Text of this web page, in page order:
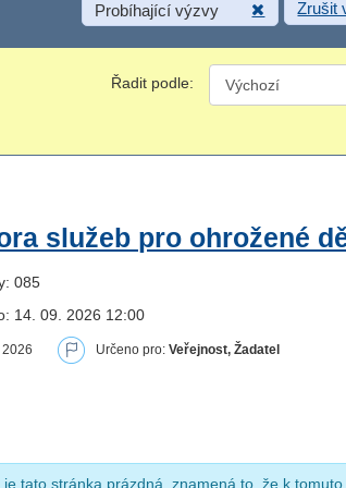
Probíhající výzvy Zrušit
Řadit podle:
služeb pro ohrožené
085
14. 09. 2026 12:00
2026 Určeno pro:Veřejnost, Žadatel
je tato stránka prázdná, znamená to, že k